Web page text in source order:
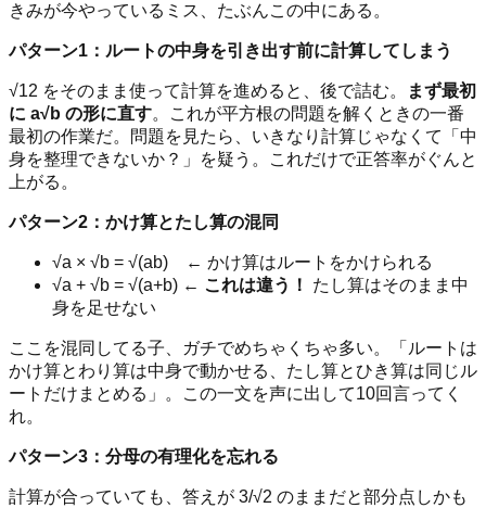
きみが今やっているミス、たぶんこの中にある。
パターン1：ルートの中身を引き出す前に計算してしまう
√12 をそのまま使って計算を進めると、後で詰む。
まず最初
に a√b の形に直す。これが平方根の問題を解くときの一番
最初の作業だ。問題を見たら、いきなり計算じゃなくて「中
身を整理できないか？」を疑う。これだけで正答率がぐんと
上がる。
パターン2：かけ算とたし算の混同
√a × √b = √(ab) ← かけ算はルートをかけられる
√a + √b = √(a+b) ← これは違う！
たし算はそのまま中
身を足せない
ここを混同してる子、ガチでめちゃくちゃ多い。「ルートは
かけ算とわり算は中身で動かせる、たし算とひき算は同じル
ートだけまとめる」。この一文を声に出して10回言ってく
れ。
パターン3：分母の有理化を忘れる
計算が合っていても、答えが 3/√2 のままだと部分点しかも